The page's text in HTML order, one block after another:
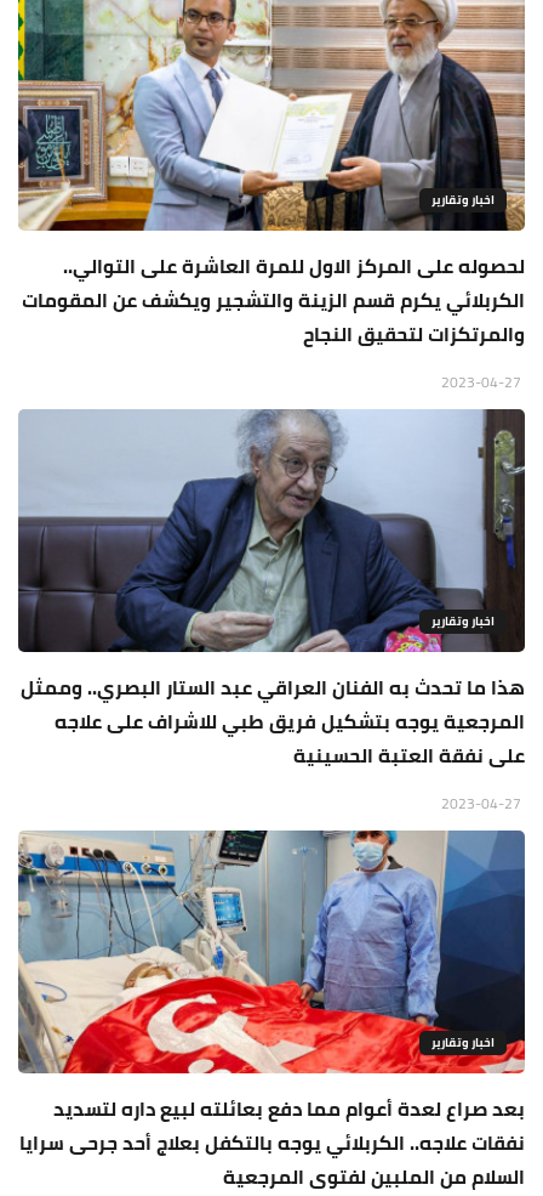
اخبار وتقارير
لحصوله على المركز الاول للمرة العاشرة على التوالي..
الكربلائي يكرم قسم الزينة والتشجير ويكشف عن المقومات
والمرتكزات لتحقيق النجاح
اخبار وتقارير
هذا ما تحدث به الفنان العراقي عبد الستار البصري.. وممثل
المرجعية يوجه بتشكيل فريق طبي للاشراف على علاجه
على نفقة العتبة الحسينية
اخبار وتقارير
بعد صراع لعدة أعوام مما دفع بعائلته لبيع داره لتسديد
نفقات علاجه.. الكربلائي يوجه بالتكفل بعلاج أحد جرحى سرايا
السلام من الملبين لفتوى المرجعية